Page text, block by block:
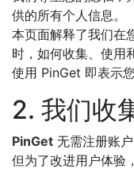
供的所有个人信息。
本页面解释了我们在
时，如何收集、使用
使用 PinGet 即表示
2. 我们收
PinGet 无需注册账
但为了改进用户体验